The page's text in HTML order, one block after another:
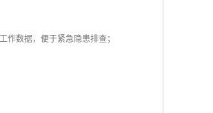
作数据，便于紧急隐患排查；